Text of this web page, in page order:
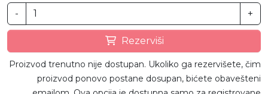
- +
Rezerviši
Proizvod trenutno nije dostupan. Ukoliko ga rezervišete, čim
proizvod ponovo postane dosupan, bićete obavešteni